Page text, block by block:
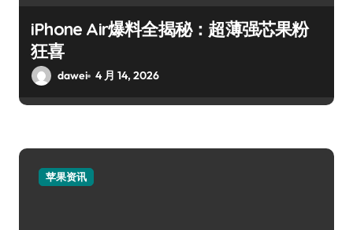
iPhone Air爆料全揭秘：超薄强芯果粉
狂喜
dawei 4 月 14, 2026
苹果资讯